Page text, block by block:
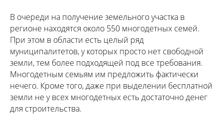
В очереди на получение земельного участка в
регионе находятся около 550 многодетных семей.
При этом в области есть целый ряд
муниципалитетов, у которых просто нет свободной
земли, тем более подходящей под все требования.
Многодетным семьям им предложить фактически
нечего. Кроме того, даже при выделении бесплатной
земли не у всех многодетных есть достаточно денег
для строительства.